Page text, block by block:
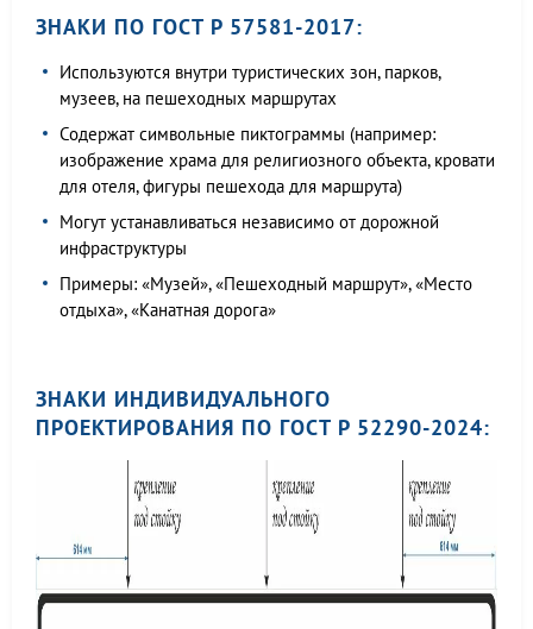
ЗНАКИ ПО ГОСТ Р 57581-2017:
Используются внутри туристических зон, парков,
музеев, на пешеходных маршрутах
Содержат символьные пиктограммы (например:
изображение храма для религиозного объекта, кровати
для отеля, фигуры пешехода для маршрута)
Могут устанавливаться независимо от дорожной
инфраструктуры
Примеры: «Музей», «Пешеходный маршрут», «Место
отдыха», «Канатная дорога»
ЗНАКИ ИНДИВИДУАЛЬНОГО
ПРОЕКТИРОВАНИЯ ПО ГОСТ Р 52290-2024: